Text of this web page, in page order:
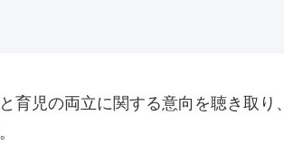
育児の両立に関する意向を聴き取り、